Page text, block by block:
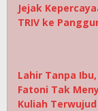
Jejak
TRIV ke
Lahir Tanpa
Fatoni Tak
Kuliah Terwujud